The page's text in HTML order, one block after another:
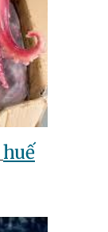
huế